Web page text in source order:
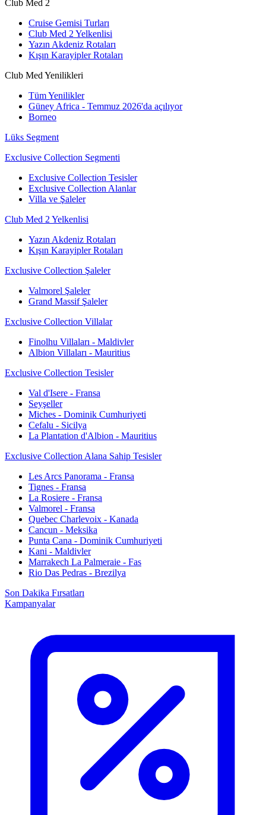
Club Med 2
Cruise Gemisi Turları
Club Med 2 Yelkenlisi
Yazın Akdeniz Rotaları
Kışın Karayipler Rotaları
Club Med Yenilikleri
Tüm Yenilikler
Güney Africa - Temmuz 2026'da açılıyor
Borneo
Lüks Segment
Exclusive Collection Segmenti
Exclusive Collection Tesisler
Exclusive Collection Alanlar
Villa ve Şaleler
Club Med 2 Yelkenlisi
Yazın Akdeniz Rotaları
Kışın Karayipler Rotaları
Exclusive Collection Şaleler
Valmorel Şaleler
Grand Massif Şaleler
Exclusive Collection Villalar
Finolhu Villaları - Maldivler
Albion Villaları - Mauritius
Exclusive Collection Tesisler
Val d'Isere - Fransa
Seyşeller
Miches - Dominik Cumhuriyeti
Cefalu - Sicilya
La Plantation d'Albion - Mauritius
Exclusive Collection Alana Sahip Tesisler
Les Arcs Panorama - Fransa
Tignes - Fransa
La Rosiere - Fransa
Valmorel - Fransa
Quebec Charlevoix - Kanada
Cancun - Meksika
Punta Cana - Dominik Cumhuriyeti
Kani - Maldivler
Marrakech La Palmeraie - Fas
Rio Das Pedras - Brezilya
Son Dakika Fırsatları
Kampanyalar